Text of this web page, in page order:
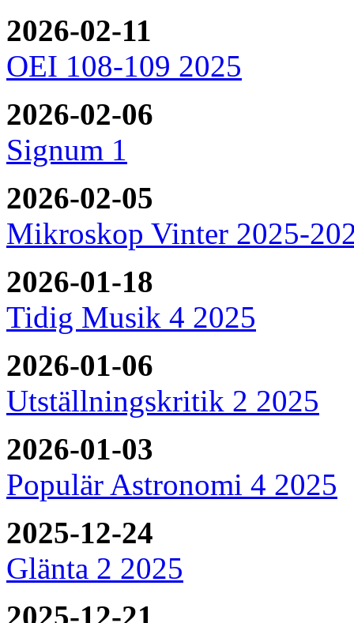
2026-02-11
OEI 108-109 2025
2026-02-06
Signum 1
2026-02-05
Mikroskop Vinter 2025-
2026-01-18
Tidig Musik 4 2025
2026-01-06
Utställningskritik 2 2025
2026-01-03
Populär Astronomi 4 2025
2025-12-24
Glänta 2 2025
2025-12-21